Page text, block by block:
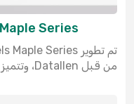
Series
من قبل Datallen، وتتميز بق···